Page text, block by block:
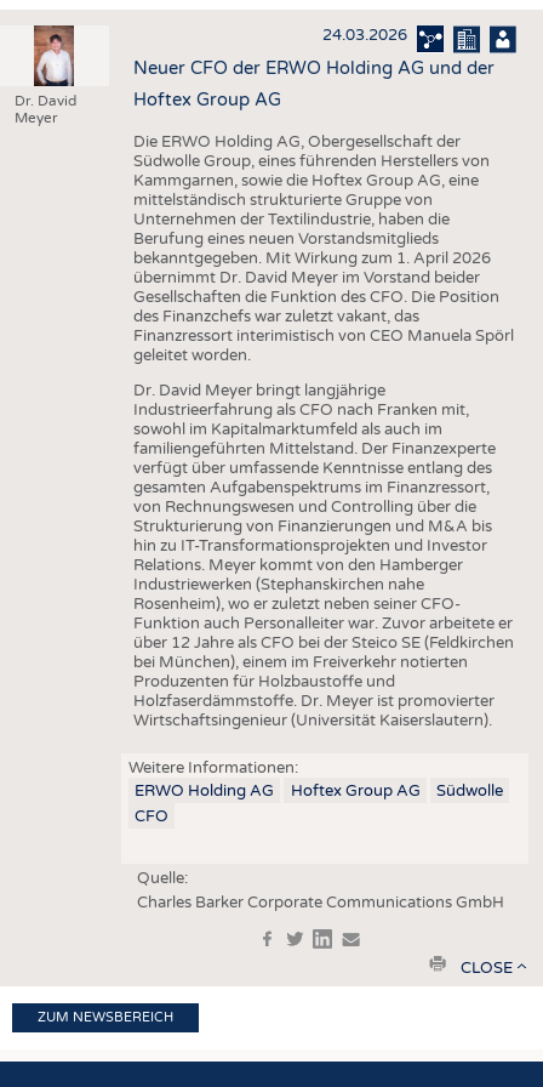
HAUS- UND HEIMTEXTILIEN
BEKLEIDUNG
TESTS
BUSINESS
AUSSCHREIBUNGEN
DTV AUSSCHREIBUNGSDIENST
STATISTICS
DAUNENCHECK
ADRESSEN & LINKS
PUBLIKATIONEN
TERMINE
BRANCHENTERMINE
Dr. David
Meyer
24.03.2026
Neuer CFO der ERWO Holding AG und der
Hoftex Group AG
Die ERWO Holding AG, Obergesellschaft der
Südwolle Group, eines führenden Herstellers von
Kammgarnen, sowie die Hoftex Group AG, eine
mittelständisch strukturierte Gruppe von
Unternehmen der Textilindustrie, haben die
Berufung eines neuen Vorstandsmitglieds
bekanntgegeben. Mit Wirkung zum 1. April 2026
übernimmt Dr. David Meyer im Vorstand beider
Gesellschaften die Funktion des CFO. Die Position
des Finanzchefs war zuletzt vakant, das
Finanzressort interimistisch von CEO Manuela Spörl
geleitet worden.
Dr. David Meyer bringt langjährige
Industrieerfahrung als CFO nach Franken mit,
sowohl im Kapitalmarktumfeld als auch im
familiengeführten Mittelstand. Der Finanzexperte
verfügt über umfassende Kenntnisse entlang des
gesamten Aufgabenspektrums im Finanzressort,
von Rechnungswesen und Controlling über die
Strukturierung von Finanzierungen und M&A bis
hin zu IT-Transformationsprojekten und Investor
Relations. Meyer kommt von den Hamberger
Industriewerken (Stephanskirchen nahe
Rosenheim), wo er zuletzt neben seiner CFO-
Funktion auch Personalleiter war. Zuvor arbeitete er
über 12 Jahre als CFO bei der Steico SE (Feldkirchen
bei München), einem im Freiverkehr notierten
Produzenten für Holzbaustoffe und
Holzfaserdämmstoffe. Dr. Meyer ist promovierter
Wirtschaftsingenieur (Universität Kaiserslautern).
Weitere Informationen:
ERWO Holding AG
Hoftex Group AG
Südwolle
CFO
Quelle:
Charles Barker Corporate Communications GmbH
in
print
CLOSE
ZUM NEWSBEREICH